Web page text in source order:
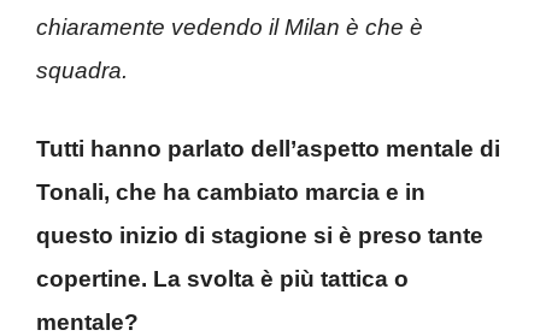
chiaramente vedendo il Milan è che è
squadra.
Tutti hanno parlato dell’aspetto mentale di
Tonali, che ha cambiato marcia e in
questo inizio di stagione si è preso tante
copertine. La svolta è più tattica o
mentale?